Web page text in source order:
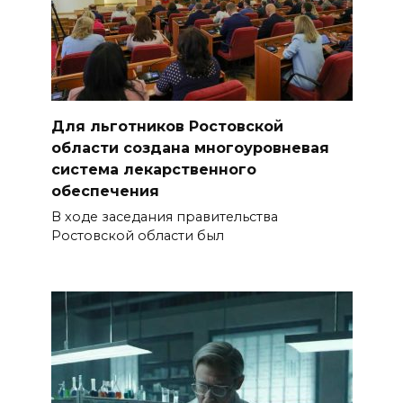
на АЗС заполняли две
емкости на 1000 л
06 августа 2026 15:35
Десятки социальных
инициатив из Ростовской
области за 5 лет воплотились
в федеральные законы
06 августа 2026 15:35
собрался на М-4 «Дон» под
Шахтами
06 августа 2026 15:20
Александр Брод – о
Для льготников Ростовской
области создана многоуровневая
система лекарственного
обеспечения
В ходе заседания правительства
Ростовской области был